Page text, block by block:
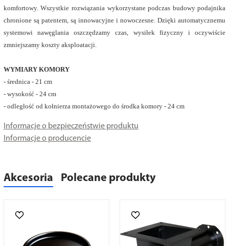
komfortowy. Wszystkie rozwiązania wykorzystane podczas budowy podajnika
chronione są patentem, są innowacyjne i nowoczesne. Dzięki automatycznemu
systemowi nawęglania oszczędzamy czas, wysiłek fizyczny i oczywiście
zmniejszamy koszty aksploatacji.
WYMIARY KOMORY
- średnica - 21 cm
- wysokość - 24 cm
- odległość od kołnierza montażowego do środka komory - 24 cm
Informacje o bezpieczeństwie produktu
Informacje o producencie
Akcesoria Polecane produkty